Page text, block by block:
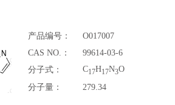
产品编号：
O017007
CAS NO.：
99614-03-6
分子式：
C17H17N3O
分子量：
279.34